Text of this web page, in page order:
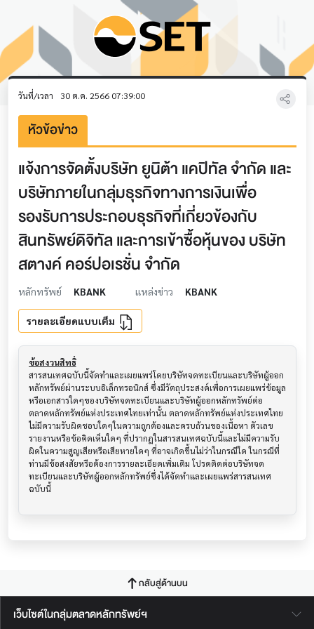
วันที่/เวลา 30 ต.ค. 2566 07:39:00
หัวข้อข่าว
แจ้งการจัดตั้งบริษัท ยูนิต้า แคปิทัล จำกัด และ
บริษัทภายในกลุ่มธุรกิจทางการเงินเพื่อ
รองรับการประกอบธุรกิจที่เกี่ยวข้องกับ
สินทรัพย์ดิจิทัล และการเข้าซื้อหุ้นของ บริษัท
สตางค์ คอร์ปอเรชั่น จำกัด
หลักทรัพย์ KBANK แหล่งข่าว KBANK
รายละเอียดแบบเต็ม
ข้อสงวนสิทธิ์
สารสนเทศฉบับนี้จัดทำและเผยแพร่โดยบริษัทจดทะเบียนและบริษัทผู้ออก
หลักทรัพย์ผ่านระบบอิเล็กทรอนิกส์ ซึ่งมีวัตถุประสงค์เพื่อการเผยแพร่ข้อมูล
หรือเอกสารใดๆของบริษัทจดทะเบียนและบริษัทผู้ออกหลักทรัพย์ต่อ
ตลาดหลักทรัพย์แห่งประเทศไทยเท่านั้น ตลาดหลักทรัพย์แห่งประเทศไทย
ไม่มีความรับผิดชอบใดๆในความถูกต้องและครบถ้วนของเนื้อหา ตัวเลข
รายงานหรือข้อคิดเห็นใดๆ ที่ปรากฎในสารสนเทศฉบับนี้และไม่มีความรับ
ผิดในความสูญเสียหรือเสียหายใดๆ ที่อาจเกิดขึ้นไม่ว่าในกรณีใด ในกรณีที่
ท่านมีข้อสงสัยหรือต้องการรายละเอียดเพิ่มเติม โปรดติดต่อบริษัทจด
ทะเบียนและบริษัทผู้ออกหลักทรัพย์ซึ่งได้จัดทำและเผยแพร่สารสนเทศ
ฉบับนี้
กลับสู่ด้านบน
เว็บไซต์ในกลุ่มตลาดหลักทรัพย์ฯ